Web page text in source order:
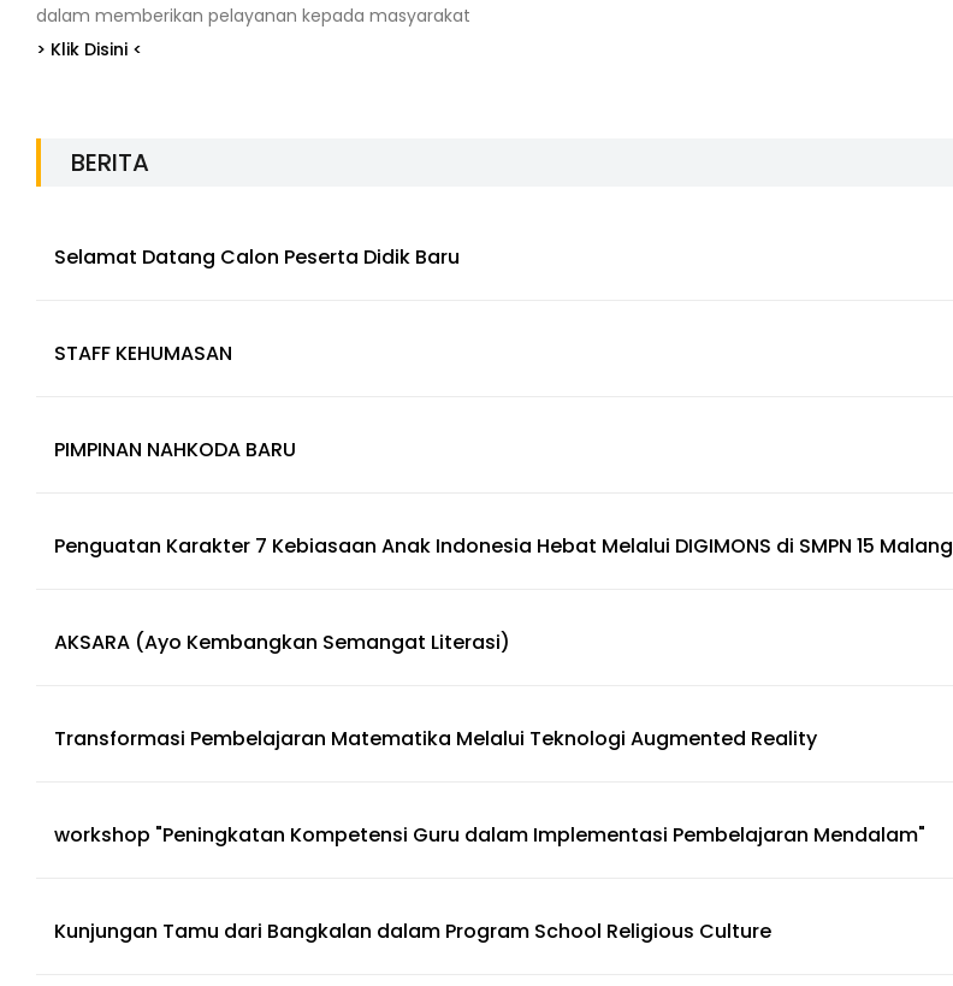
dalam memberikan pelayanan kepada masyarakat
> Klik Disini <
BERITA
Selamat Datang Calon Peserta Didik Baru
STAFF KEHUMASAN
PIMPINAN NAHKODA BARU
Penguatan Karakter 7 Kebiasaan Anak Indonesia Hebat Melalui DIGIMONS di SMPN 15 Malang
AKSARA (Ayo Kembangkan Semangat Literasi)
Transformasi Pembelajaran Matematika Melalui Teknologi Augmented Reality
workshop "Peningkatan Kompetensi Guru dalam Implementasi Pembelajaran Mendalam"
Kunjungan Tamu dari Bangkalan dalam Program School Religious Culture